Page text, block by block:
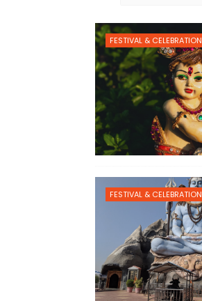
FESTIVAL & CELEBRATION
FESTIVAL & CELEBRATION